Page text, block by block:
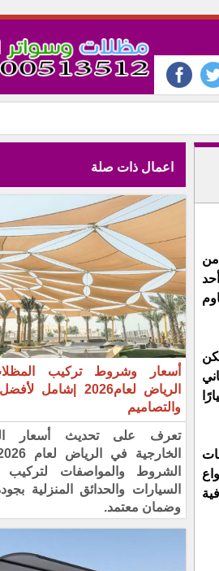
اعمال ذات صلة
أسعار وشروط تركيب
الرياض لعام2026 |شامل
والتصاميم
تعرف على تحديث أسعار
الشروط والمواصفات
السيارات والحدائق المنزلية
وضمان معتمد.